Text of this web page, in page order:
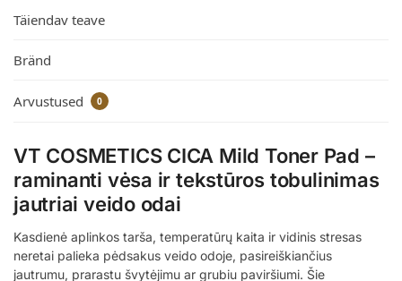
Täiendav teave
Bränd
Arvustused 0
VT COSMETICS CICA Mild Toner Pad –
raminanti vėsa ir tekstūros tobulinimas
jautriai veido odai
Kasdienė aplinkos tarša, temperatūrų kaita ir vidinis stresas
neretai palieka pėdsakus veido odoje, pasireiškiančius
jautrumu, prarastu švytėjimu ar grubiu paviršiumi. Šie